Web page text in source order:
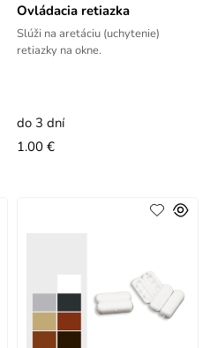
Ovládacia retiazka
Slúži na aretáciu (uchytenie)
retiazky na okne.
do 3 dní
1.00 €